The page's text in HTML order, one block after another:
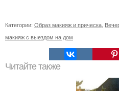
Категории: Образ макияж и прическа,
макияж с выездом на дом
Читайте также